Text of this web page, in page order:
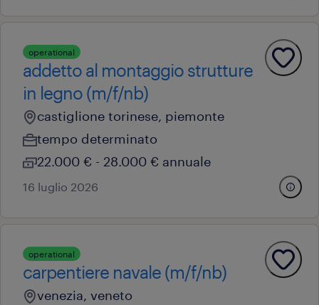
operational
addetto al montaggio strutture
in legno (m/f/nb)
castiglione torinese, piemonte
tempo determinato
22.000 € - 28.000 € annuale
16 luglio 2026
operational
carpentiere navale (m/f/nb)
venezia, veneto